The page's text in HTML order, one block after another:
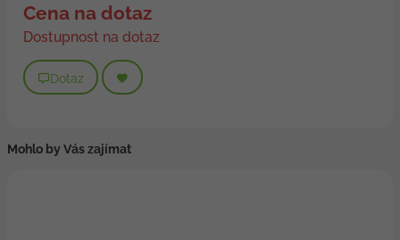
Cena na dotaz
Dostupnost na dotaz
Dotaz
Mohlo by Vás zajímat